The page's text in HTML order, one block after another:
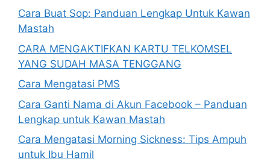
Cara Buat Sop: Panduan Lengkap Untuk Kawan
Mastah
CARA MENGAKTIFKAN KARTU TELKOMSEL
YANG SUDAH MASA TENGGANG
Cara Mengatasi PMS
Cara Ganti Nama di Akun Facebook – Panduan
Lengkap untuk Kawan Mastah
Cara Mengatasi Morning Sickness: Tips Ampuh
untuk Ibu Hamil